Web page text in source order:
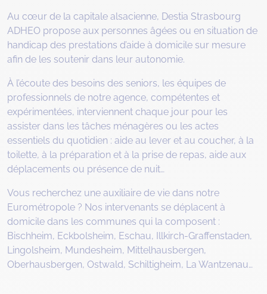
Au cœur de la capitale alsacienne, Destia Strasbourg
ADHEO propose aux personnes âgées ou en situation de
handicap des prestations d’aide à domicile sur mesure
afin de les soutenir dans leur autonomie.
À l’écoute des besoins des seniors, les équipes de
professionnels de notre agence, compétentes et
expérimentées, interviennent chaque jour pour les
assister dans les tâches ménagères ou les actes
essentiels du quotidien : aide au lever et au coucher, à la
toilette, à la préparation et à la prise de repas, aide aux
déplacements ou présence de nuit…
Vous recherchez une auxiliaire de vie dans notre
Eurométropole ? Nos intervenants se déplacent à
domicile dans les communes qui la composent :
Bischheim, Eckbolsheim, Eschau, Illkirch-Graffenstaden,
Lingolsheim, Mundesheim, Mittelhausbergen,
Oberhausbergen, Ostwald, Schiltigheim, La Wantzenau…